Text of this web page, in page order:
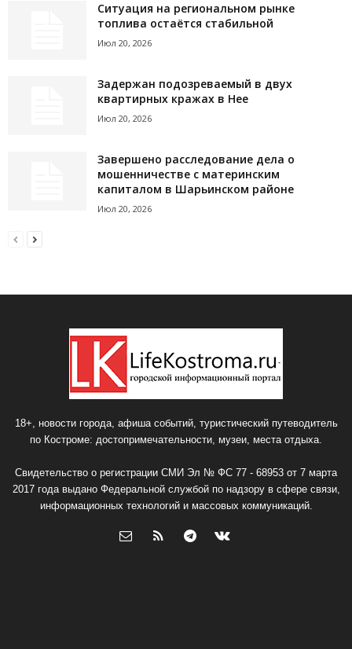
Ситуация на региональном рынке
топлива остаётся стабильной
Июл 20, 2026
Задержан подозреваемый в двух
квартирных кражах в Нее
Июл 20, 2026
Завершено расследование дела о
мошенничестве с материнским
капиталом в Шарьинском районе
Июл 20, 2026
18+, новости города, афиша событий, туристический путеводитель
по Костроме: достопримечательности, музеи, места отдыха.
Свидетельство о регистрации СМИ Эл № ФС 77 - 68953 от 7 марта
2017 года выдано Федеральной службой по надзору в сфере связи,
информационных технологий и массовых коммуникаций.